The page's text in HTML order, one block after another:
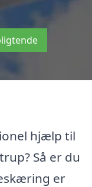
hjælp til
Så er du
er